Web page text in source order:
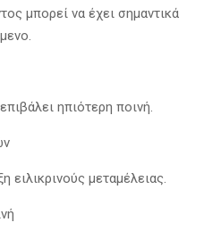
μπορεί να έχει σημαντικά
ηπιότερη ποινή.
ειλικρινούς μεταμέλειας.